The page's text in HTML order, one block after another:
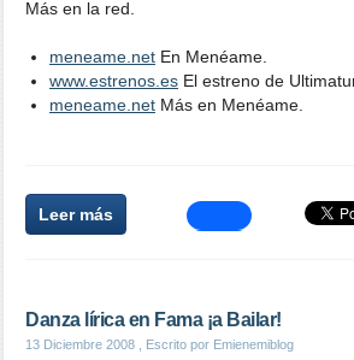
Más en la red.
meneame.net En Menéame.
www.estrenos.es El estreno de
meneame.net Más en Menéame.
Leer más
Danza lírica en Fama ¡a Bailar!
13 Diciembre 2008 , Escrito por Emienemiblog